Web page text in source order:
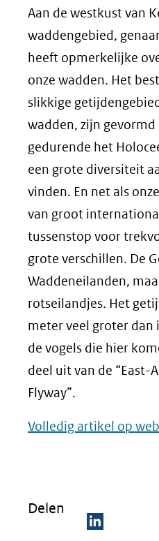
Aan de westkust van
waddengebied,
heeft opmerkelijke
onze wadden. Het
slikkige
wadden, zijn
gedurende het
een grote diversiteit
vinden. En net als
van groot
tussenstop voor
grote verschillen. De
Waddeneilanden,
rotseilandjes. Het
meter veel groter dan
de vogels die hier
deel uit van de “East-
Flyway”.
Volledig artikel op
Delen